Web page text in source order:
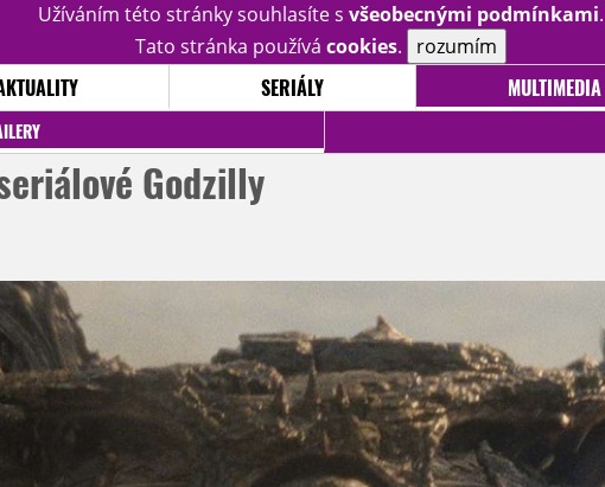
Užíváním této stránky souhlasíte s všeobecnými podmínkami.
Tato stránka používá cookies. rozumím
SERIÁLY MULTIMEDIA
Godzilly